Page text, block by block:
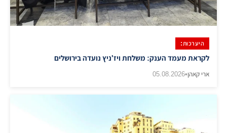
היערכות:
לקראת מעמד הענק: משלחת ויז'ניץ נועדה בירושלים
ארי קאהן•
05.08.2026